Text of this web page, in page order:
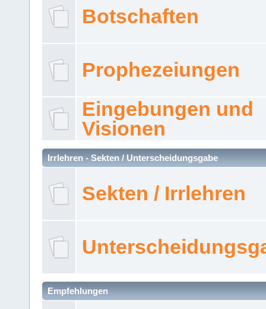
Botschaften
Prophezeiungen
Eingebungen und
Visionen
Irrlehren - Sekten / Unterscheidungsgabe
Sekten / Irrlehren
Empfehlungen